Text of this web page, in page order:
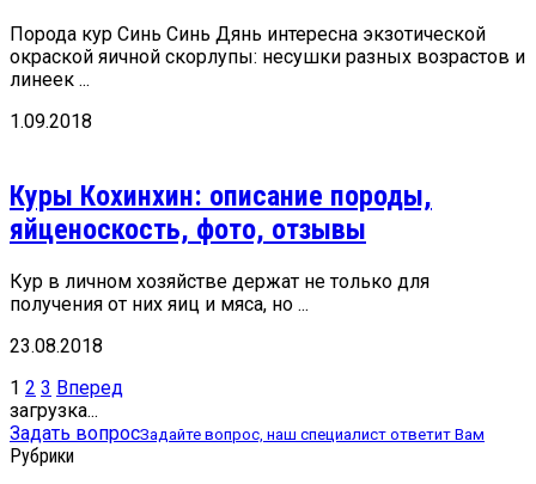
Порода кур Синь Синь Дянь интересна экзотической
окраской яичной скорлупы: несушки разных возрастов и
линеек ...
1.09.2018
Куры Кохинхин: описание породы,
яйценоскость, фото, отзывы
Кур в личном хозяйстве держат не только для
получения от них яиц и мяса, но ...
23.08.2018
Пагинация
записей
1 2 3 Вперед
загрузка...
Задать вопросЗадайте вопрос, наш специалист ответит Вам
Рубрики